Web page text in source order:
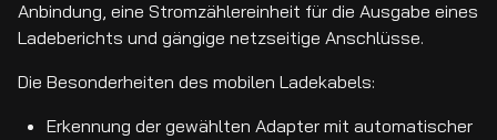
Anbindung, eine Stromzählereinheit für die Ausgabe eines
Ladeberichts und gängige netzseitige Anschlüsse.
Die Besonderheiten des mobilen Ladekabels:
Erkennung der gewählten Adapter mit automatischer